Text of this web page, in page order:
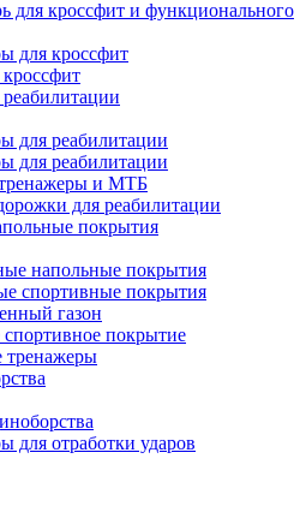
для кроссфит и функционального
для кроссфит
для реабилитации
для реабилитации
и МТБ
для реабилитации
покрытия
напольные покрытия
спортивные покрытия
газон
спортивное покрытие
тренажеры
для отработки ударов